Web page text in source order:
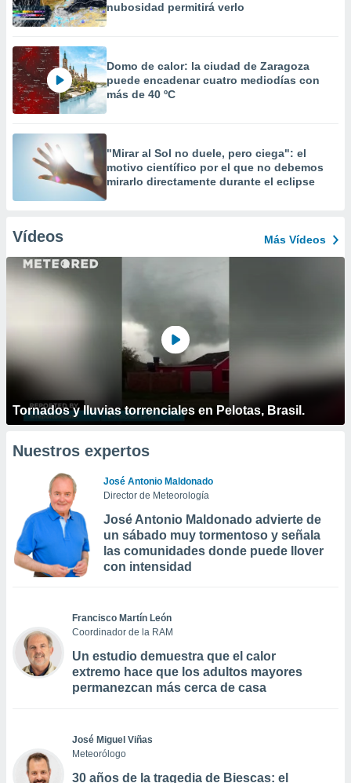
nubosidad permitirá verlo
Domo de calor: la ciudad de Zaragoza
puede encadenar cuatro mediodías con
más de 40 ºC
"Mirar al Sol no duele, pero ciega": el
motivo científico por el que no debemos
mirarlo directamente durante el eclipse
Vídeos Más Vídeos
Tornados y lluvias torrenciales en Pelotas, Brasil.
Nuestros expertos
José Antonio Maldonado
Director de Meteorología
José Antonio Maldonado advierte de
un sábado muy tormentoso y señala
las comunidades donde puede llover
con intensidad
Francisco Martín León
Coordinador de la RAM
Un estudio demuestra que el calor
extremo hace que los adultos mayores
permanezcan más cerca de casa
José Miguel Viñas
Meteorólogo
30 años de la tragedia de Biescas: el